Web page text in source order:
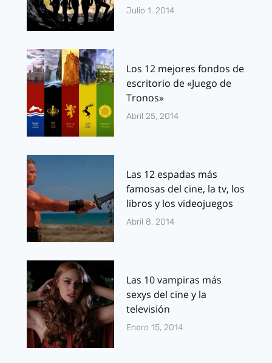
Julio 1, 2014
Los 12 mejores fondos de
escritorio de «Juego de
Tronos»
Abril 25, 2014
Las 12 espadas más
famosas del cine, la tv, los
libros y los videojuegos
Abril 8, 2014
Las 10 vampiras más
sexys del cine y la
televisión
Enero 15, 2014